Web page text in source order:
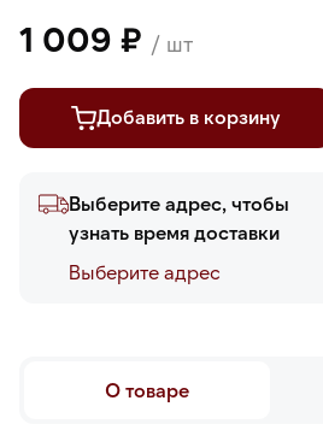
1 009 ₽ / шт
Добавить в корзину
Выберите адрес, чтобы
узнать время доставки
Выберите адреc
О товаре